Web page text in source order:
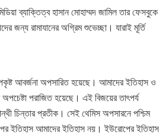
ব্যাক্তিত্ব হাসান মোহাম্মদ জামিল তার ফেসবুকে
জন্য রামাযানের অগ্রিম শুভেচ্ছা। যারাই মূর্তি
আবর্জনা অপসারিত হয়েছে। আমাদের ইতিহাস ও
পরাজিত হয়েছে। এই বিজয়ের তাৎপর্য
চিন্তার প্রতীক। সেই থেমিস অপসারনে পশ্চিম
ইতিহাস আমাদের ইতিহাস নয়। ইউরোপের ইতিহাস